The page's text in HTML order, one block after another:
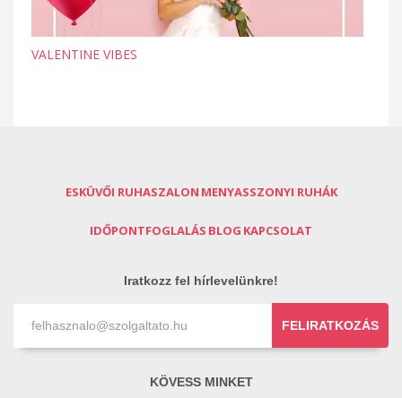
VALENTINE VIBES
ESKÜVŐI RUHASZALON MENYASSZONYI RUHÁK
IDŐPONTFOGLALÁS BLOG KAPCSOLAT
Iratkozz fel hírlevelünkre!
FELIRATKOZÁS
KÖVESS MINKET